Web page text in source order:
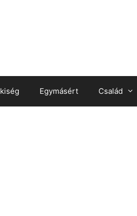
Egymásért Család